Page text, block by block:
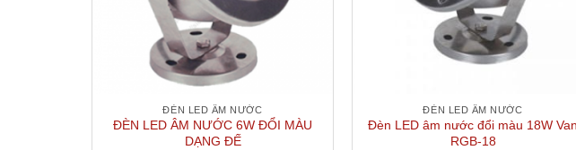
ĐÈN LED ÂM NƯỚC
ĐÈN LED ÂM NƯỚC 6W ĐỔI MÀU
DẠNG ĐẾ
ĐÈN LED ÂM NƯỚC
Đèn LED âm nước đổi màu 18W Van
RGB-18